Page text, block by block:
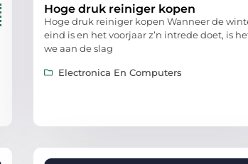
Hoge druk reiniger kopen
Hoge druk reiniger kopen Wanneer de
eind is en het voorjaar z’n intrede doet, is
we aan de slag
Electronica En Computers